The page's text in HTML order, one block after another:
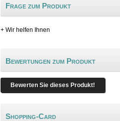
Frage zum Produkt
+ Wir helfen Ihnen
Bewertungen zum Produkt
Bewerten Sie dieses Produkt!
Shopping-Card